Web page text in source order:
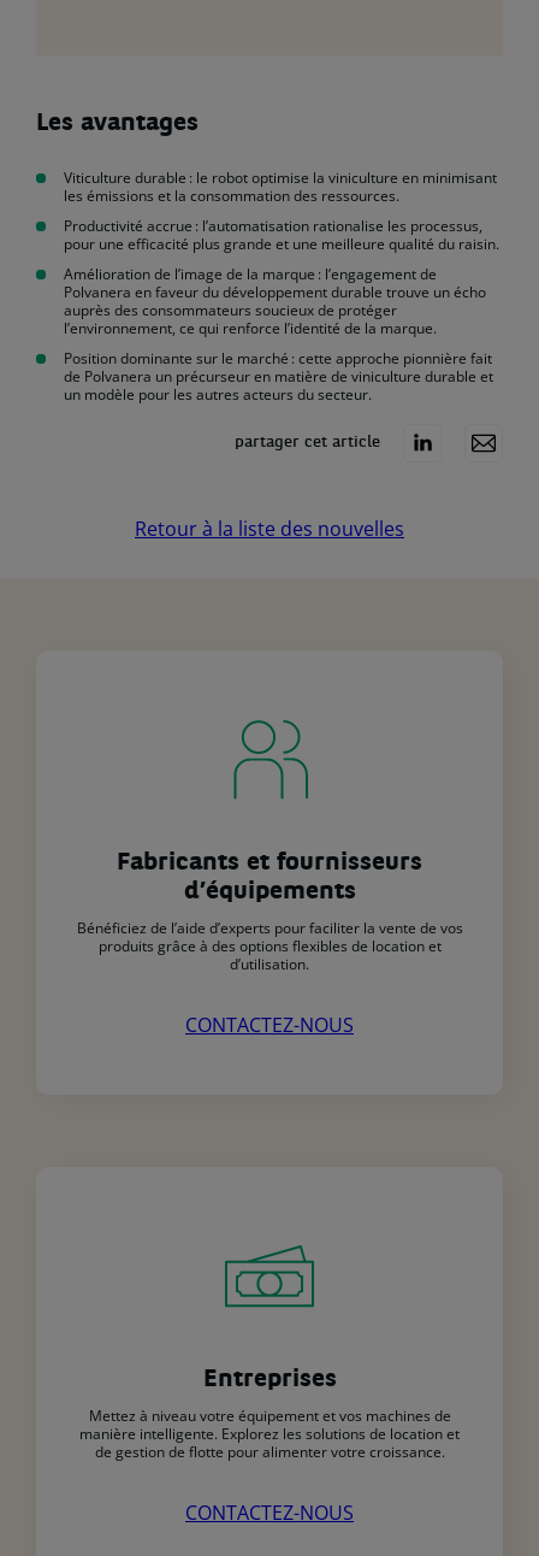
Les avantages
Viticulture durable : le robot optimise la viniculture en minimisant
les émissions et la consommation des ressources.
Productivité accrue : l’automatisation rationalise les processus,
pour une efficacité plus grande et une meilleure qualité du raisin.
Amélioration de l’image de la marque : l’engagement de
Polvanera en faveur du développement durable trouve un écho
auprès des consommateurs soucieux de protéger
l’environnement, ce qui renforce l’identité de la marque.
Position dominante sur le marché : cette approche pionnière fait
de Polvanera un précurseur en matière de viniculture durable et
un modèle pour les autres acteurs du secteur.
partager cet article
Retour à la liste des nouvelles
Fabricants et fournisseurs
d’équipements
Bénéficiez de l’aide d’experts pour faciliter la vente de vos
produits grâce à des options flexibles de location et
d’utilisation.
CONTACTEZ-NOUS
Entreprises
Mettez à niveau votre équipement et vos machines de
manière intelligente. Explorez les solutions de location et
de gestion de flotte pour alimenter votre croissance.
CONTACTEZ-NOUS